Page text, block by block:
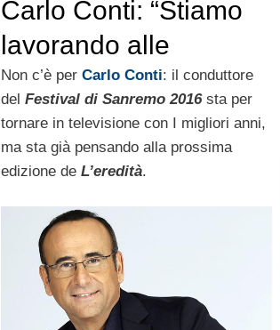
Carlo Conti: “Stiamo
lavorando alle
modifiche de
L’Eredità”
Non c’è per Carlo Conti: il conduttore
del Festival di Sanremo 2016sta per
tornare in televisione con I migliori anni,
ma sta già pensando alla prossima
edizione de L’eredità.